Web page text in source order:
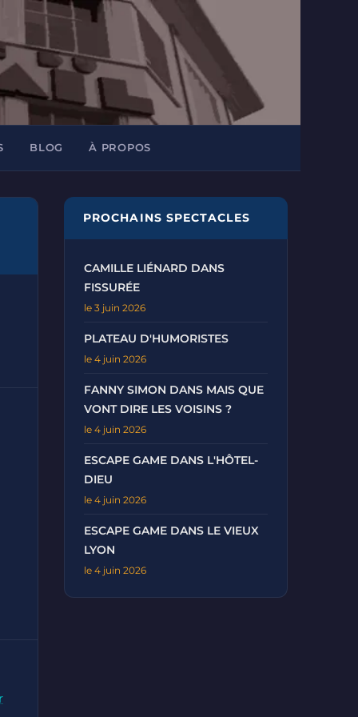
BLOG À PROPOS
PROCHAINS SPECTACLES
CAMILLE LIÉNARD DANS
FISSURÉE
le 3 juin 2026
PLATEAU D'HUMORISTES
le 4 juin 2026
FANNY SIMON DANS MAIS QUE
VONT DIRE LES VOISINS ?
le 4 juin 2026
ESCAPE GAME DANS L'HÔTEL-
DIEU
le 4 juin 2026
ESCAPE GAME DANS LE VIEUX
LYON
le 4 juin 2026